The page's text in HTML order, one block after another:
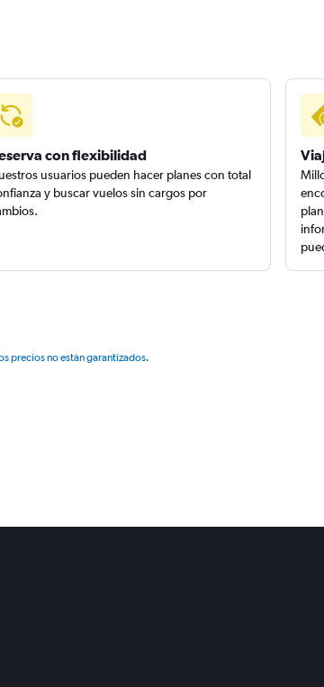
con flexibilidad
usuarios pueden hacer planes con total
y buscar vuelos sin cargos por
precios no están garantizados.